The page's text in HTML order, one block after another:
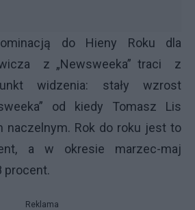
do Hieny Roku dla
z „Newsweeka” traci z
widzenia: stały wzrost
od kiedy Tomasz Lis
naczelnym. Rok do roku jest to
a w okresie marzec-maj
procent.
Reklama